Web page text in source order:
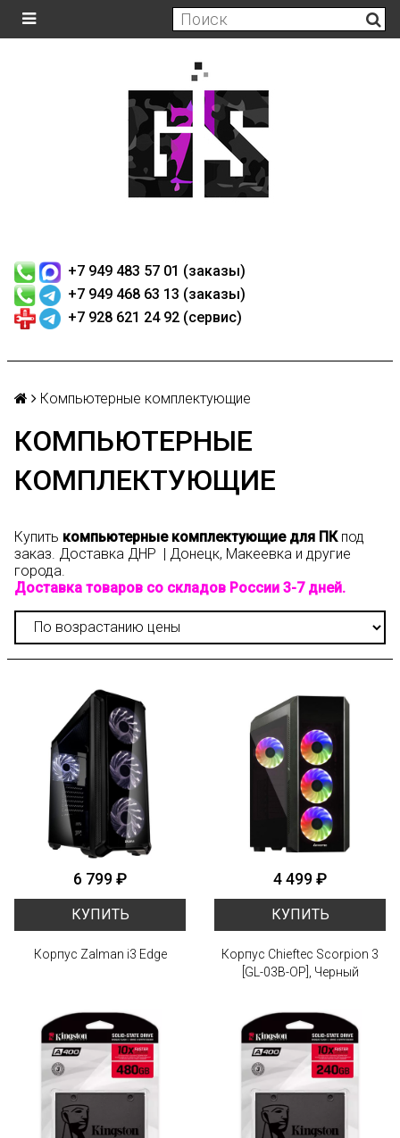
+7 949 483 57 01 (заказы)
+7 949 468 63 13 (заказы)
+7 928 621 24 92 (сервис)
Компьютерные комплектующие
КОМПЬЮТЕРНЫЕ
КОМПЛЕКТУЮЩИЕ
Купить компьютерные комплектующие для ПКпод
заказ. Доставка ДНР | Донецк, Макеевка и другие
города.
Доставка товаров со складов России 3-7 дней.
6 799 ₽
КУПИТЬ
Корпус Zalman i3 Edge
4 499 ₽
КУПИТЬ
Корпус Chieftec Scorpion 3
[GL-03B-OP], Черный